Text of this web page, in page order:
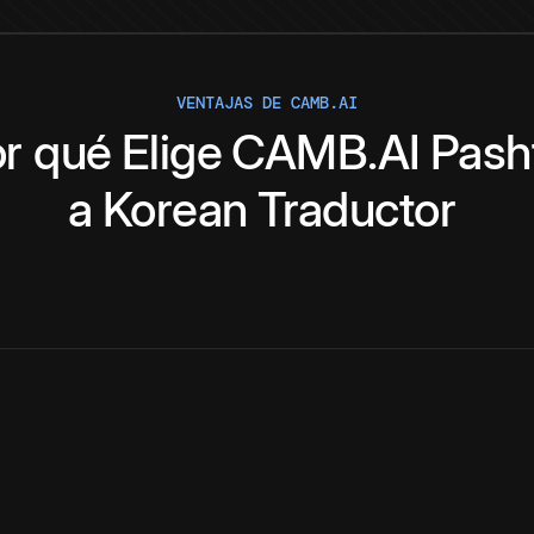
VENTAJAS DE CAMB.AI
qué EligeCAMB.AI
a Korean Traductor